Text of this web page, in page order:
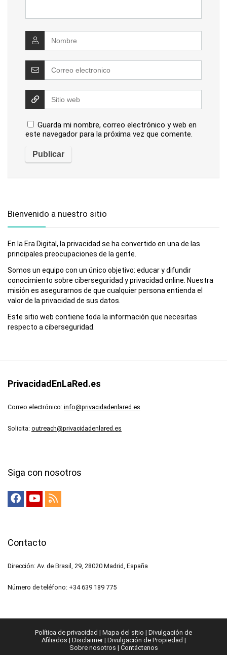
Guarda mi nombre, correo electrónico y web en
este navegador para la próxima vez que comente.
Bienvenido a nuestro sitio
En la Era Digital, la privacidad se ha convertido en una de las
principales preocupaciones de la gente.
Somos un equipo con un único objetivo: educar y difundir
conocimiento sobre ciberseguridad y privacidad online. Nuestra
misión es asegurarnos de que cualquier persona entienda el
valor de la privacidad de sus datos.
Este sitio web contiene toda la información que necesitas
respecto a ciberseguridad.
PrivacidadEnLaRed.es
Correo electrónico: info@privacidadenlared.es
Solicita: outreach@privacidadenlared.es
Siga con nosotros
Contacto
Dirección: Av. de Brasil, 29, 28020 Madrid, España
Número de teléfono: +34 639 189 775
Política de privacidad | Mapa del sitio | Divulgación de
Afiliados | Disclaimer| Divulgación de Propiedad |
Sobre nosotros | Contáctenos